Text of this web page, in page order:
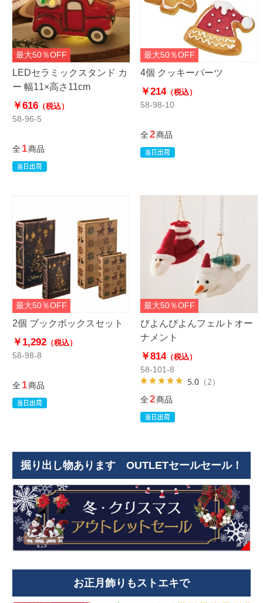
最大50％OFF
LEDセラミックスタンド カ
ー 幅11×高さ11cm
￥616（税込）
58-96-5
全 1商品
最大50％OFF
4個 クッキーパーツ
￥214（税込）
58-98-10
全2商品
最大50％OFF
2個 ブックボックスセット
￥1,292（税込）
58-98-8
全 1商品
最大50％OFF
びよんびよんフェルトオー
ナメント
￥814（税込）
58-101-8
5.0（2）
全2商品
掘り出し物あります OUTLETセールセール！
お正月飾りもストエキで